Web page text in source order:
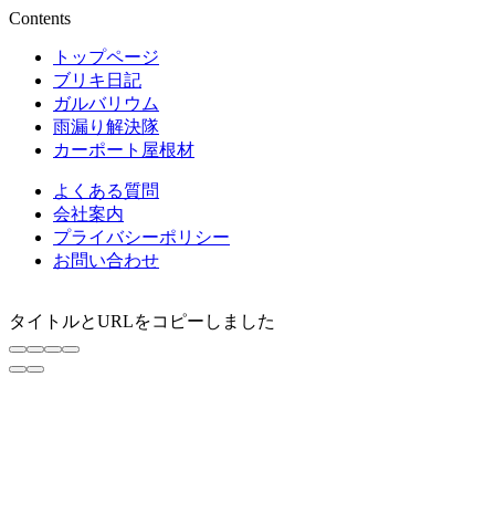
Contents
トップページ
ブリキ日記
ガルバリウム
雨漏り解決隊
カーポート屋根材
よくある質問
会社案内
プライバシーポリシー
お問い合わせ
タイトルとURLをコピーしました